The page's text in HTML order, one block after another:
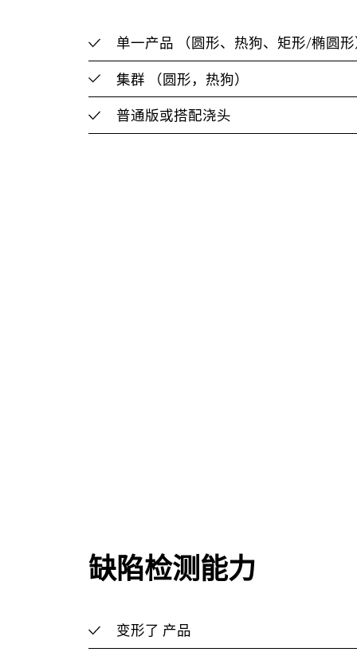
单一产品 （圆形、热狗、矩形/椭圆
集群 （圆形，热狗）
普通版或搭配浇头
缺陷检测能力
变形了 产品